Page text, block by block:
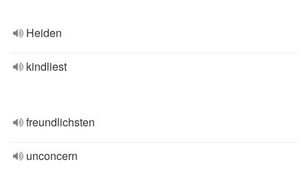
Heiden
kindliest
freundlichsten
unconcern